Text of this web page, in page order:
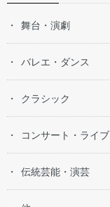
舞台・演劇
バレエ・ダンス
クラシック
コンサート・ライブ
伝統芸能・演芸